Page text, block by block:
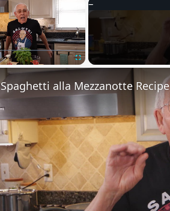
Fullscreen
Spaghetti alla Mezzanotte Recipe